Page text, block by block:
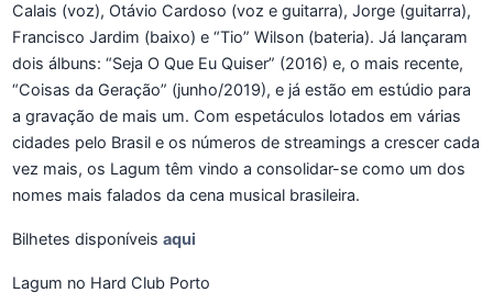
Calais (voz), Otávio Cardoso (voz e guitarra), Jorge (guitarra),
Francisco Jardim (baixo) e “Tio” Wilson (bateria). Já lançaram
dois álbuns: “Seja O Que Eu Quiser” (2016) e, o mais recente,
“Coisas da Geração” (junho/2019), e já estão em estúdio para
a gravação de mais um. Com espetáculos lotados em várias
cidades pelo Brasil e os números de streamings a crescer cada
vez mais, os Lagum têm vindo a consolidar-se como um dos
nomes mais falados da cena musical brasileira.
Bilhetes disponíveis aqui
Lagum no Hard Club Porto